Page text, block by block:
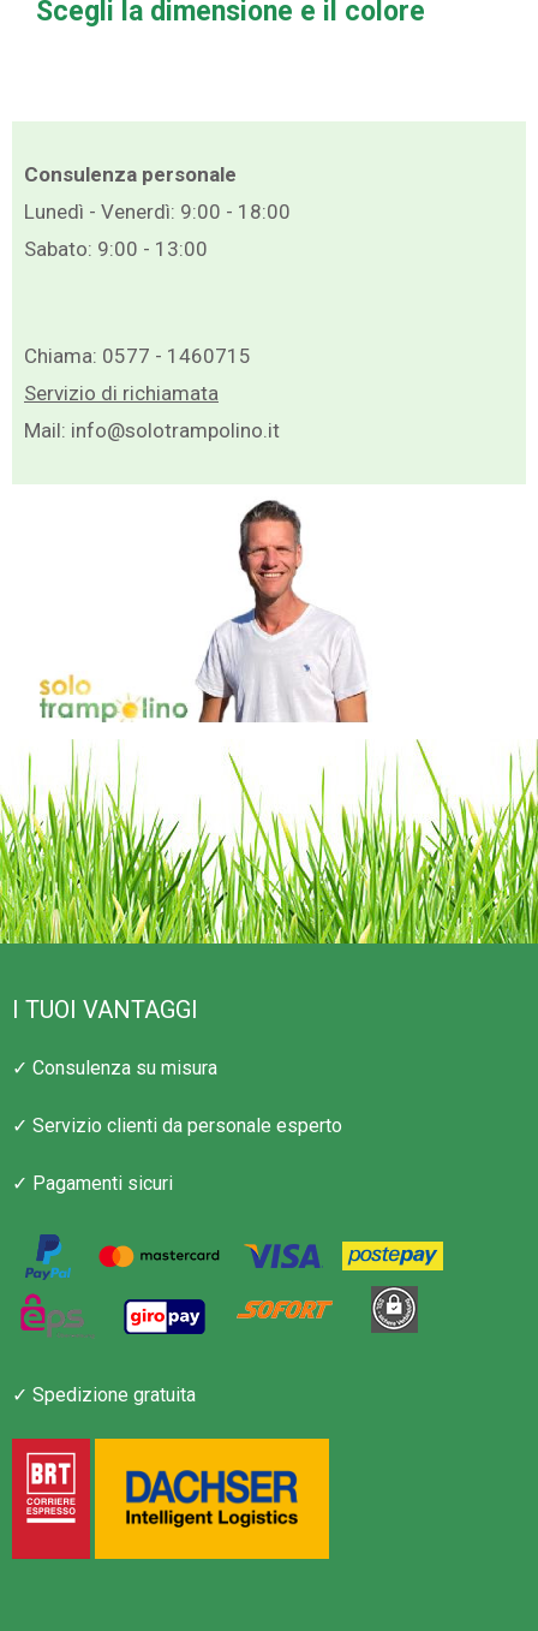
Scegli la dimensione e il colore
Consulenza personale
Lunedì - Venerdì: 9:00 - 18:00
Sabato: 9:00 - 13:00
Chiama: 0577 - 1460715
Servizio di richiamata
Mail: info@solotrampolino.it
I TUOI VANTAGGI
✓ Consulenza su misura
✓ Servizio clienti da personale esperto
✓ Pagamenti sicuri
✓ Spedizione gratuita